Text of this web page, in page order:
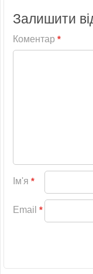
Залишити
Коментар *
Ім'я *
Email *